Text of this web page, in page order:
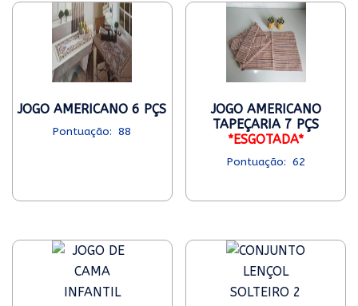
JOGO AMERICANO 6 PÇS
88
JOGO AMERICANO
TAPEÇARIA 7 PÇS
*ESGOTADA*
62